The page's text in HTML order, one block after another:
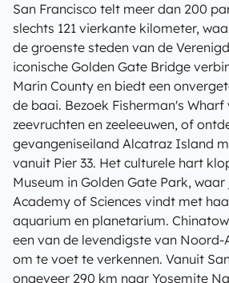
San Francisco telt meer dan 200
slechts 121 vierkante kilometer,
de groenste steden van de
iconische Golden Gate Bridge
Marin County en biedt een
de baai. Bezoek Fisherman's
zeevruchten en zeeleeuwen, of
gevangeniseiland Alcatraz Island
vanuit Pier 33. Het culturele hart
Museum in Golden Gate Park,
Academy of Sciences vindt met
aquarium en planetarium.
een van de levendigste van
om te voet te verkennen. Vanuit
ongeveer 290 km naar Yosemite